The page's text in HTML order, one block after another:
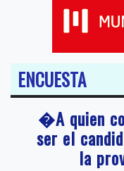
ENCUESTA
�A quien
ser el
la